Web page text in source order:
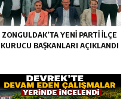
ZONGULDAK’TA YENI PARTI İLÇE
KURUCU BAŞKANLARI AÇIKLANDI